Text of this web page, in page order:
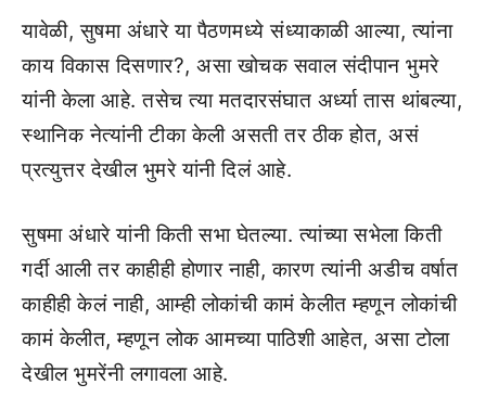
यावेळी, सुषमा अंधारे या पैठणमध्ये संध्याकाळी आल्या, त्यांना
काय विकास दिसणार?, असा खोचक सवाल संदीपान भुमरे
यांनी केला आहे. तसेच त्या मतदारसंघात अर्ध्या तास थांबल्या,
स्थानिक नेत्यांनी टीका केली असती तर ठीक होत, असं
प्रत्युत्तर देखील भुमरे यांनी दिलं आहे.
सुषमा अंधारे यांनी किती सभा घेतल्या. त्यांच्या सभेला किती
गर्दी आली तर काहीही होणार नाही, कारण त्यांनी अडीच वर्षात
काहीही केलं नाही, आम्ही लोकांची कामं केलीत म्हणून लोकांची
कामं केलीत, म्हणून लोक आमच्या पाठिशी आहेत, असा टोला
देखील भुमरेंनी लगावला आहे.